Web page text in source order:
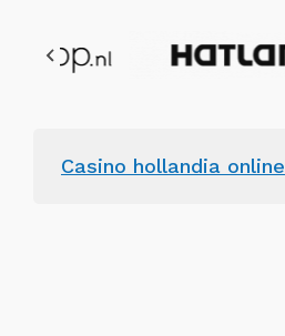
Casino hollandia online